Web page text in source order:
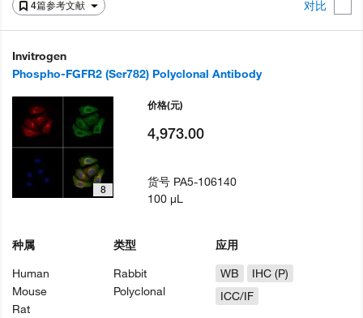
4篇参考文献 对比
Invitrogen
Phospho-FGFR2 (Ser782) Polyclonal Antibody
8
种属
Human
Mouse
Rat
类型
Rabbit
Polyclonal
应用
WB
IHC (P)
ICC/IF
价格(元)
4,973.00
货号 PA5-106140
100 µL